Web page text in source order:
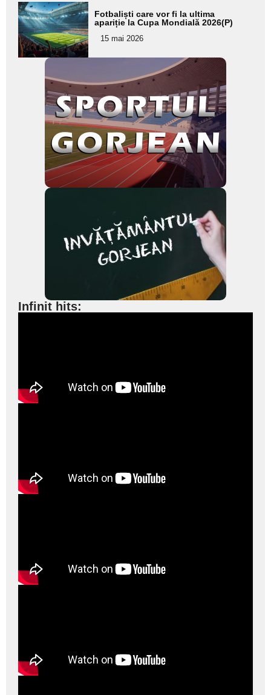
Adaugă
aici textul
pentru
subtitlu
Fotbaliști care vor fi la ultima
apariție la Cupa Mondială 2026(P)
15 mai 2026
Infinit hits: